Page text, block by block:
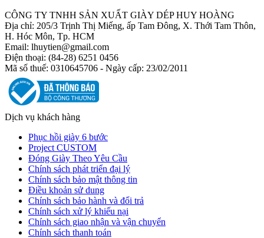
CÔNG TY TNHH SẢN XUẤT GIÀY DÉP HUY HOÀNG
Địa chỉ: 205/3 Trịnh Thị Miếng, ấp Tam Đông, X. Thới Tam Thôn,
H. Hóc Môn, Tp. HCM
Email: lhuytien@gmail.com
Điện thoại: (84-28) 6251 0456
Mã số thuế: 0310645706 - Ngày cấp: 23/02/2011
Dịch vụ khách hàng
Phục hồi giày 6 bước
Project CUSTOM
Đóng Giày Theo Yêu Cầu
Chính sách phát triển đại lý
Chính sách bảo mật thông tin
Điều khoản sử dung
Chính sách bảo hành và đổi trả
Chính sách xử lý khiếu nại
Chính sách giao nhận và vận chuyển
Chính sách thanh toán